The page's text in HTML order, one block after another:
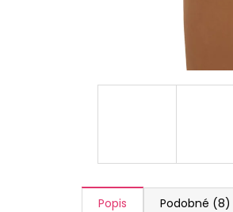
Popis Podobné (8)
HLEDAT